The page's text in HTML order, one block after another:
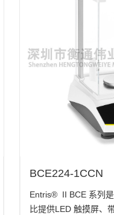
BCE224-1CCN
Entris® II BCE 系列
比提供LED 触摸屏、